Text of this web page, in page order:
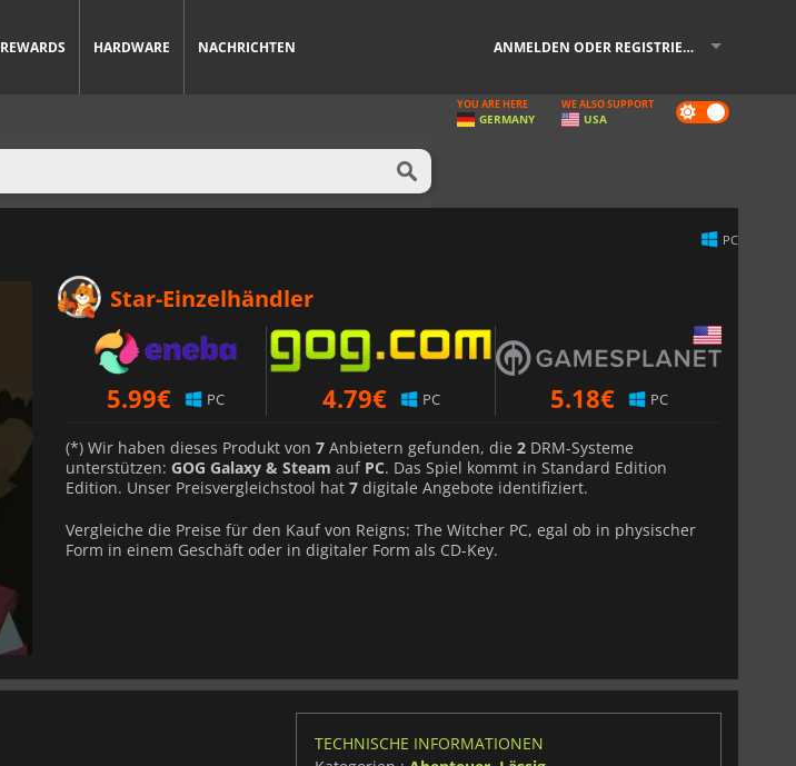
REWARDS HARDWARE NACHRICHTEN ANMELDEN ODER REGISTRIEREN
Dark
mode
YOU ARE HERE
GERMANY
WE ALSO SUPPORT
USA
PC
Star-Einzelhändler
5.99€ PC 4.79€ PC 5.18€ PC
(*) Wir haben dieses Produkt von 7 Anbietern gefunden, die 2 DRM-Systeme
unterstützen: GOG Galaxy & Steam auf PC. Das Spiel kommt in Standard Edition
Edition. Unser Preisvergleichstool hat 7 digitale Angebote identifiziert.
Vergleiche die Preise für den Kauf von Reigns: The Witcher PC, egal ob in physischer
Form in einem Geschäft oder in digitaler Form als CD-Key.
TECHNISCHE INFORMATIONEN